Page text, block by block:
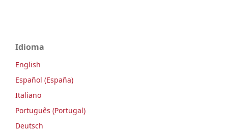
Idioma
English
Español (España)
Italiano
Português (Portugal)
Deutsch